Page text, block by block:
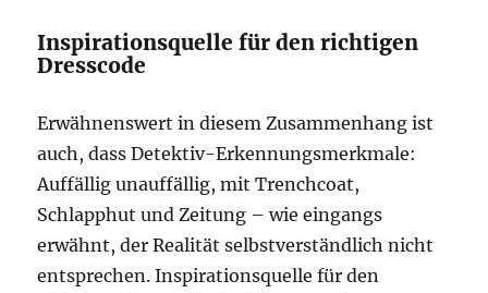
Inspirationsquelle für den richtigen
Dresscode
Erwähnenswert in diesem Zusammenhang ist
auch, dass Detektiv-Erkennungsmerkmale:
Auffällig unauffällig, mit Trenchcoat,
Schlapphut und Zeitung – wie eingangs
erwähnt, der Realität selbstverständlich nicht
entsprechen. Inspirationsquelle für den